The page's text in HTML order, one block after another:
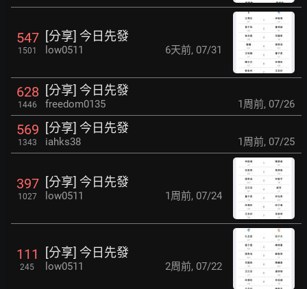
547
1501
[分享] 今日先發
low0511 6天前, 07/31
628
1446
[分享] 今日先發
freedom0135 1周前, 07/26
569
1343
[分享] 今日先發
iahks38 1周前, 07/25
397
1027
[分享] 今日先發
low0511 1周前, 07/24
111
245
[分享] 今日先發
low0511 2周前, 07/22